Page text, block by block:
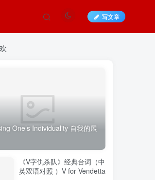
写文章
One’s Individuality 自我的展
《V字仇杀队》经典台词（中
英双语对照 ）V for Vendetta